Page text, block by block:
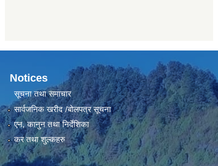
Notices
सूचना तथा समाचार
सार्वजनिक खरीद /बोलपत्र सूचना
एन, कानुन तथा निर्देशिका
कर तथा शुल्कहरु